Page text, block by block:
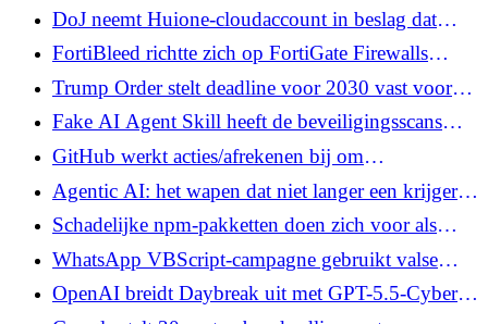
root voor bestandsschrijven onthult
DoJ neemt Huione-cloudaccount in beslag dat
verband houdt met het witwassen van
cyberzwendel
FortiBleed richtte zich op FortiGate Firewalls
tijdens het verzamelen van 110 miljoen
inloggegevens
Trump Order stelt deadline voor 2030 vast voor
federale post-kwantum-crypto-migratie
Fake AI Agent Skill heeft de beveiligingsscans
doorstaan ​​en heeft naar verluidt 26.000 agenten
bereikt
GitHub werkt acties/afrekenen bij om
veelvoorkomende Pwn Request-aanvalspatronen te
blokkeren
Agentic AI: het wapen dat niet langer een krijger
nodig heeft
Schadelijke npm-pakketten doen zich voor als
PostCSS-tools om Windows RAT te leveren
WhatsApp VBScript-campagne gebruikt valse
documenten om ManageEngine RMM Tool te
installeren
OpenAI breidt Daybreak uit met GPT-5.5-Cyber ​​
om verdedigers te helpen beveiligingsfouten te